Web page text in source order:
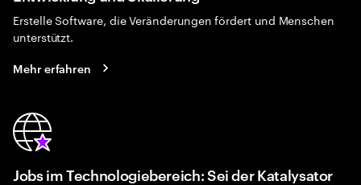
Erstelle Software, die Veränderungen fördert und Menschen
unterstützt.
Mehr erfahren
Jobs im Technologiebereich: Sei der Katalysator